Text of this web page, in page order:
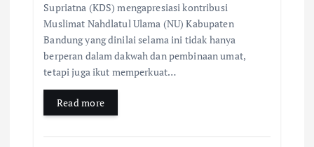
Supriatna (KDS) mengapresiasi kontribusi
Muslimat Nahdlatul Ulama (NU) Kabupaten
Bandung yang dinilai selama ini tidak hanya
berperan dalam dakwah dan pembinaan umat,
tetapi juga ikut memperkuat…
Read more